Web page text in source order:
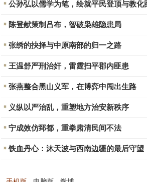
公孙弘以儒学为笔，绘就平民登顶与教化
陈登献策制吕布，智破枭雄隐患局
张绣的抉择与中原南部的归一之路
王温舒严刑治奸，雷霆扫平郡内匪患
张燕整合黑山义军，在博弈中闯出生路
义纵以严治乱，重塑地方治安新秩序
宁成效仿郅都，重拳肃清民间不法
铁血丹心：沐天波与西南边疆的最后守望